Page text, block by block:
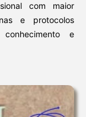
com maior
e protocolos
e